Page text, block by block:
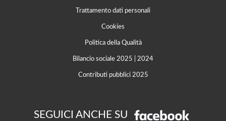
Trattamento dati personali
Cookies
Politica della Qualità
Bilancio sociale 2025 2024
Contributi pubblici 2025
SEGUICI ANCHE SU